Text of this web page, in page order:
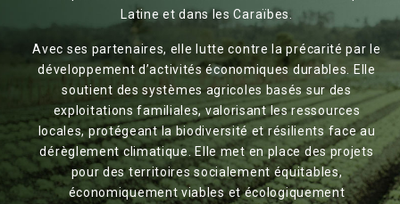
Latine et dans les Caraïbes.
Avec ses partenaires, elle lutte contre la précarité par le
développement d’activités économiques durables. Elle
soutient des systèmes agricoles basés sur des
exploitations familiales, valorisant les ressources
locales, protégeant la biodiversité et résilients face au
dérèglement climatique. Elle met en place des projets
pour des territoires socialement équitables,
économiquement viables et écologiquement